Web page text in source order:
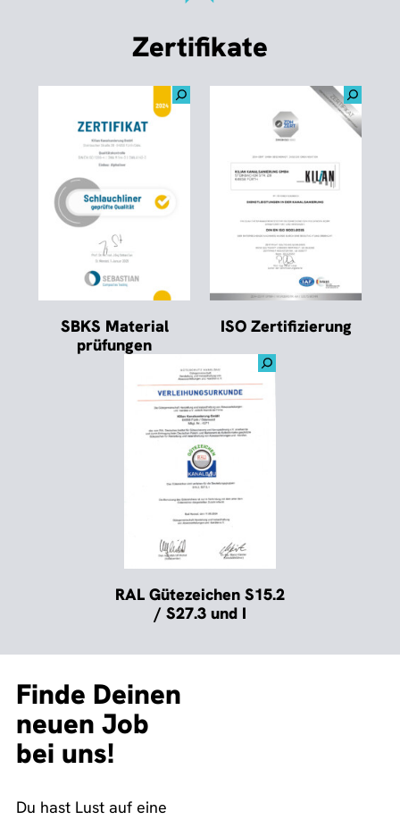
Zertifikate
SBKS Material
prüfungen
ISO Zertifizierung
RAL Gütezeichen S15.2
/ S27.3 und I
Finde Deinen
neuen Job
bei uns!
Du hast Lust auf eine